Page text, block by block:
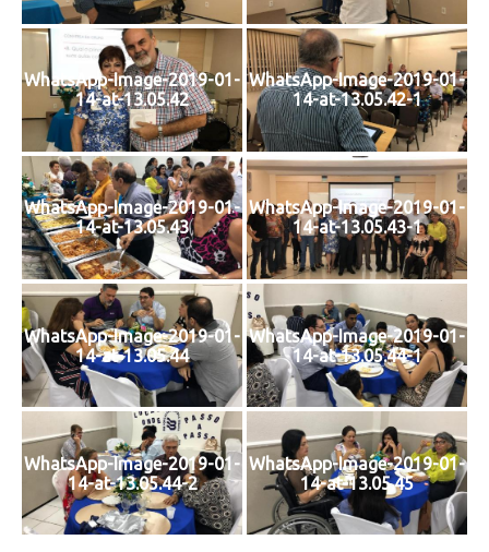
WhatsApp-Image-2019-01-
14-at-13.05.42
WhatsApp-Image-2019-01-
14-at-13.05.42-1
WhatsApp-Image-2019-01-
14-at-13.05.43
WhatsApp-Image-2019-01-
14-at-13.05.43-1
WhatsApp-Image-2019-01-
14-at-13.05.44
WhatsApp-Image-2019-01-
14-at-13.05.44-1
WhatsApp-Image-2019-01-
14-at-13.05.44-2
WhatsApp-Image-2019-01-
14-at-13.05.45